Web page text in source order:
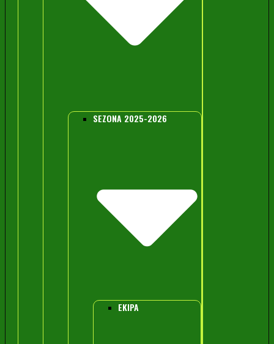
SEZONA 2025-2026
EKIPA